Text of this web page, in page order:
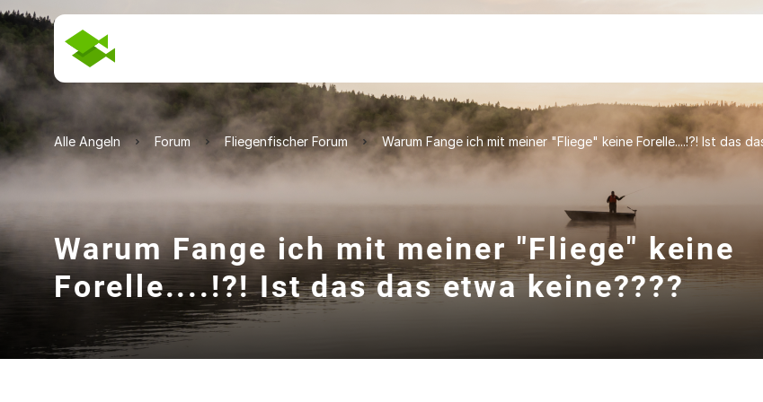
Alle Angeln Forum Fliegenfischer Forum Warum Fange ich mit meiner "Fliege" keine Forelle....!?! Ist das
Warum Fange ich mit meiner "Fliege" keine
Forelle....!?! Ist das das etwa keine????